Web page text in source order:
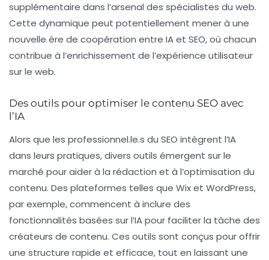
supplémentaire dans l’arsenal des spécialistes du web.
Cette dynamique peut potentiellement mener à une
nouvelle ère de coopération entre IAet SEO, où chacun
contribue à l’enrichissement de l’expérience utilisateur
sur le web.
Des outils pour optimiser le contenu SEO avec
l’IA
Alors que les professionnel.le.s du SEO intègrent l’IA
dans leurs pratiques, divers outils émergent sur le
marché pour aider à la rédaction et à l’optimisation du
contenu. Des plateformes telles que Wix et WordPress,
par exemple, commencent à inclure des
fonctionnalités basées sur l’IApour faciliter la tâche des
créateurs de contenu. Ces outils sont conçus pour offrir
une structure rapide et efficace, tout en laissant une